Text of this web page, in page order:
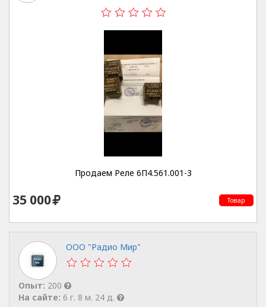
Продаем Реле 6П4.561.001-3
35 000 Товар
ООО "Радио Мир"
Опыт: 200
На сайте: 6 г. 8 м. 24 д.